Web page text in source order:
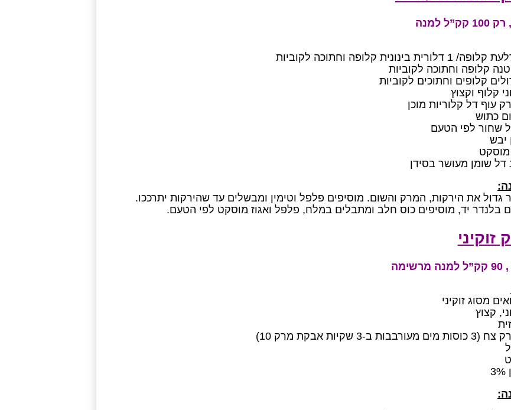
שחור לפי הטעם
יבש
מוסקט
גדול את הירקות, המרק והשום. מוסיפים פלפל וטימין ומבשלים עד שהירקות יתרככו.
בלנדר יד, מוסיפים כוס חלב ומתבלים במלח, פלפל ואגוז מוסקט לפי הטעם.
זוקיני